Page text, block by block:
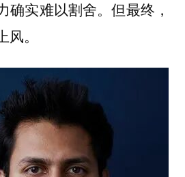
确实难以割舍。但最终，
。